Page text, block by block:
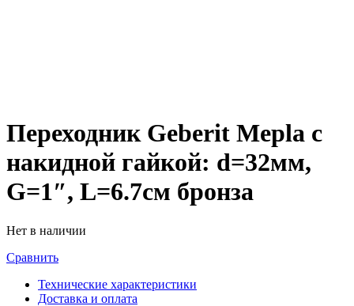
Переходник Geberit Mepla с
накидной гайкой: d=32мм,
G=1″, L=6.7см бронза
Нет в наличии
Сравнить
Технические характеристики
Доставка и оплата